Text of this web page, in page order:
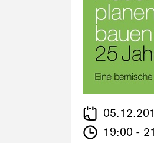
19:00 -